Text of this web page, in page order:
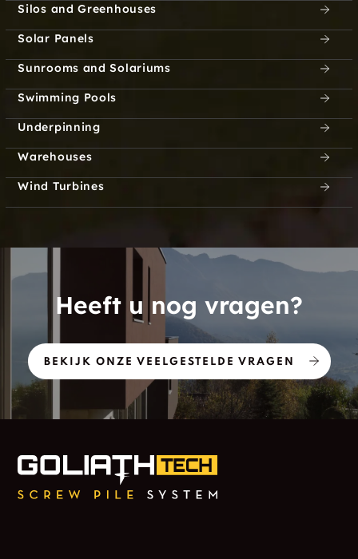
Silos and Greenhouses
Solar Panels
Sunrooms and Solariums
Swimming Pools
Underpinning
Warehouses
Wind Turbines
Heeft u nog vragen?
BEKIJK ONZE VEELGESTELDE VRAGEN